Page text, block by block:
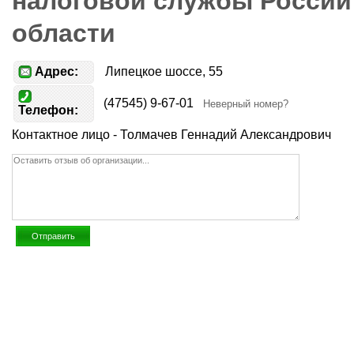
области
Адрес: Липецкое шоссе, 55
Телефон:
(47545) 9-67-01 Неверный номер?
Контактное лицо - Толмачев Геннадий Александрович